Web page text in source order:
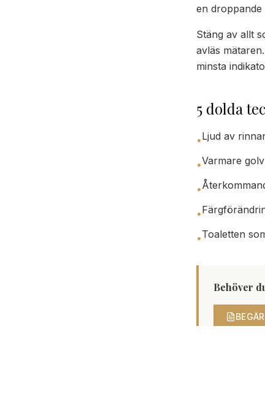
en dropp­ande
Stäng av allt
avläs
minsta
5 dolda
•Ljud av
•Varmare
•
•
•Toaletten
Behöver